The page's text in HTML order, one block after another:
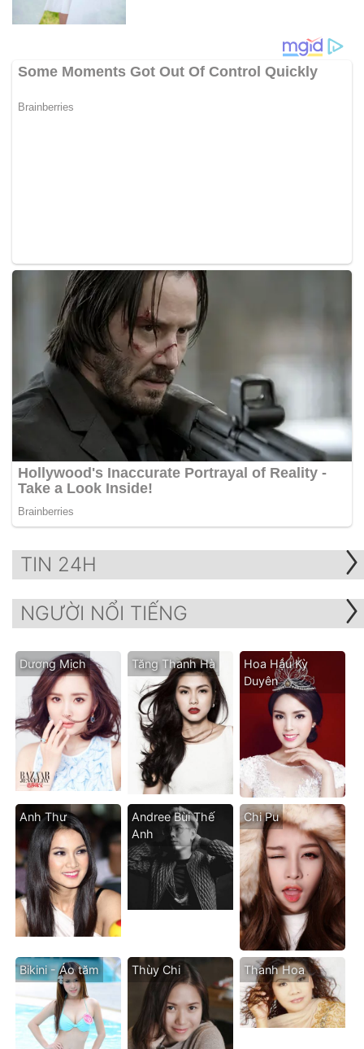
TIN 24H
NGƯỜI NỔI TIẾNG
Dương Mịch Tăng Thanh Hà
Hoa Hậu Kỳ
Duyên
Anh Thư
Andree Bùi Thế
Anh
Chi Pu
Bikini - Áo tăm Thùy Chi Thanh Hoa